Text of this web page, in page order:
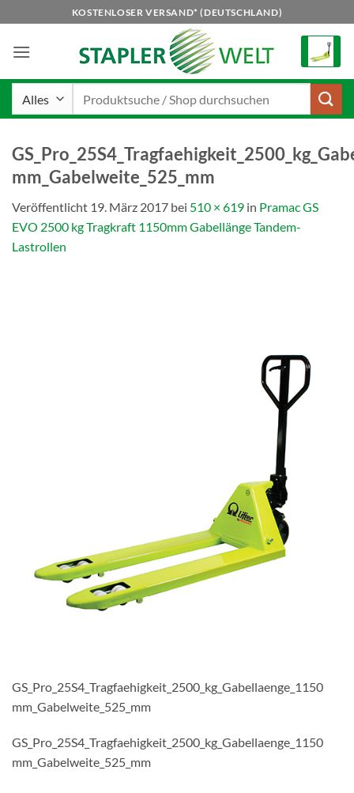
Inhalt
springen
KOSTENLOSER VERSAND* (DEUTSCHLAND)
mm_Gabelweite_525_mm
Veröffentlicht 19. März 2017 bei 510 × 619 in Pramac GS
EVO 2500 kg Tragkraft 1150mm Gabellänge Tandem-
Lastrollen
GS_Pro_25S4_Tragfaehigkeit_2500_kg_Gabellaenge_1150
mm_Gabelweite_525_mm
GS_Pro_25S4_Tragfaehigkeit_2500_kg_Gabellaenge_1150
mm_Gabelweite_525_mm